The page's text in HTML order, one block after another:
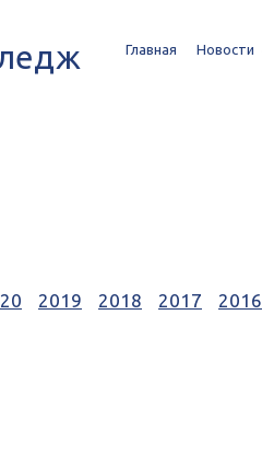
Главная Новости
2019 2018 2017 2016